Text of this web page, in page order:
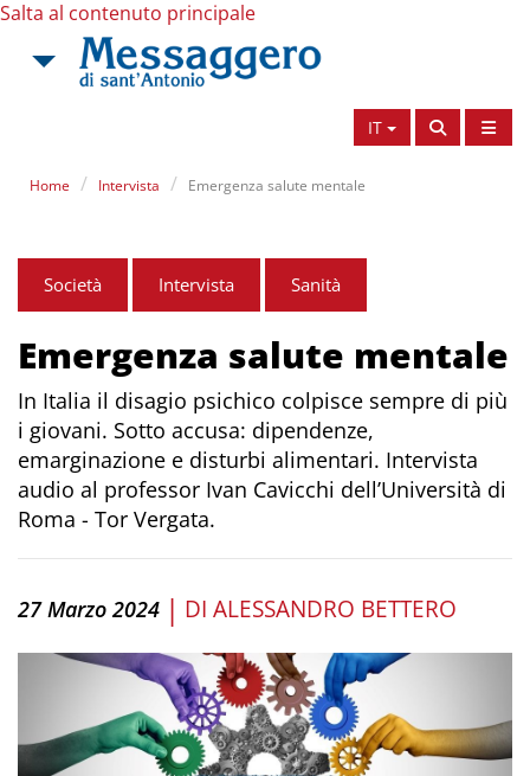
Salta al contenuto principale
IT
Home Intervista Emergenza salute mentale
Società Intervista Sanità
Emergenza salute mentale
In Italia il disagio psichico colpisce sempre di più
i giovani. Sotto accusa: dipendenze,
emarginazione e disturbi alimentari. Intervista
audio al professor Ivan Cavicchi dell’Università di
Roma - Tor Vergata.
27 Marzo 2024 | DI ALESSANDRO BETTERO